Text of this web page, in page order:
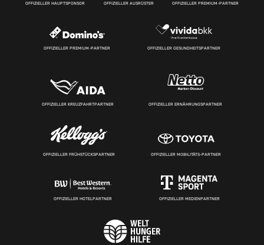
OFFIZIELLER HAUPTSPONSOR OFFIZIELLER AUSRÜSTER OFFIZIELLER PREMIUM-PARTNER
OFFIZIELLER PREMIUM-PARTNER OFFIZIELLER GESUNDHEITSPARTNER
OFFIZIELLER KREUZFAHRTPARTNER OFFIZIELLER ERNÄHRUNGSPARTNER
OFFIZIELLER FRÜHSTÜCKSPARTNER OFFIZIELLER MOBILITÄTS-PARTNER
OFFIZIELLER HOTELPARTNER OFFIZIELLER MEDIENPARTNER